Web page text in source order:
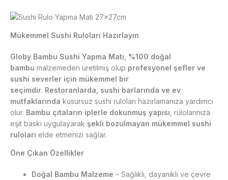
Mükemmel Sushi Ruloları Hazırlayın
Globy Bambu Sushi Yapma Matı %100 doğal
bambu malzemeden üretilmiş olup profesyonel şefler ve
sushi severler için mükemmel bir
seçimdir. Restoranlarda, sushi barlarında ve ev
mutfaklarında kusursuz sushi ruloları hazırlamanıza yardımcı
olur. Bambu çıtaların iplerle dokunmuş yapısı , rulolarınıza
eşit baskı uygulayarak şekli bozulmayan mükemmel sushi
ruloları elde etmenizi sağlar.
Öne Çıkan Özellikler
Doğal Bambu Malzeme – Sağlıklı, dayanıklı ve çevre